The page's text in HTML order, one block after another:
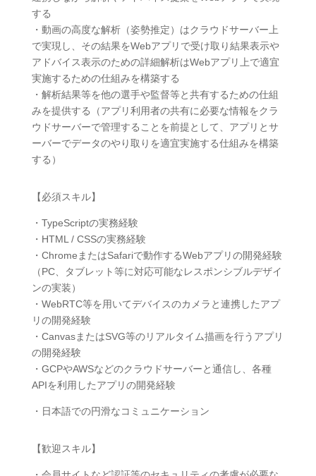
する
・動画の高度な解析（姿勢推定）はクラウドサーバー上
で実現し、その結果をWebアプリで受け取り結果表示や
アドバイス表示のための詳細解析はWebアプリ上で適宜
実施するための仕組みを構築する
・解析結果等を他の選手や監督等と共有するための仕組
みを提供する（アプリ利用者の共有に必要な情報をクラ
ウドサーバーで管理することを前提として、アプリとサ
ーバーでデータのやり取りを適宜実施する仕組みを構築
する）
【必須スキル】
・TypeScriptの実務経験
・HTML / CSSの実務経験
・ChromeまたはSafariで動作するWebアプリの開発経験
（PC、タブレット等に対応可能なレスポンシブルデザイ
ンの実装）
・WebRTC等を用いてデバイスのカメラと連携したアプ
リの開発経験
・CanvasまたはSVG等のリアルタイム描画を行うアプリ
の開発経験
・GCPやAWSなどのクラウドサーバーと通信し、各種
APIを利用したアプリの開発経験
・日本語での円滑なコミュニケーション
【歓迎スキル】